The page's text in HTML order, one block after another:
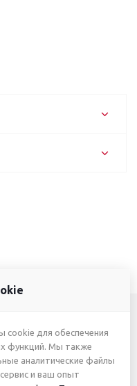
7777
00-77
cookie для обеспечения
функций. Мы также
аналитические файлы
и ваш опыт